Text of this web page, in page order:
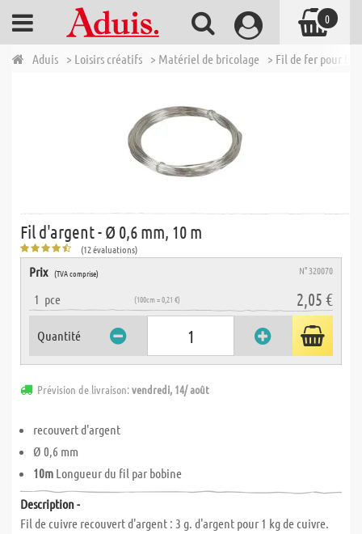
Aduis > Loisirs créatifs > Matériel de bricolage > Fil de fer pour
Fil d'argent - Ø 0,6 mm, 10 m
(12 évaluations)
Prix (TVA comprise) N° 320070
1 pce (100cm = 0,21 €) 2,05 €
Quantité
Prévision de livraison:vendredi, 14/ août
recouvert d'argent
Ø 0,6 mm
10m Longueur du fil par bobine
Description -
Fil de cuivre recouvert d'argent : 3 g. d'argent pour 1 kg de cuivre.
0